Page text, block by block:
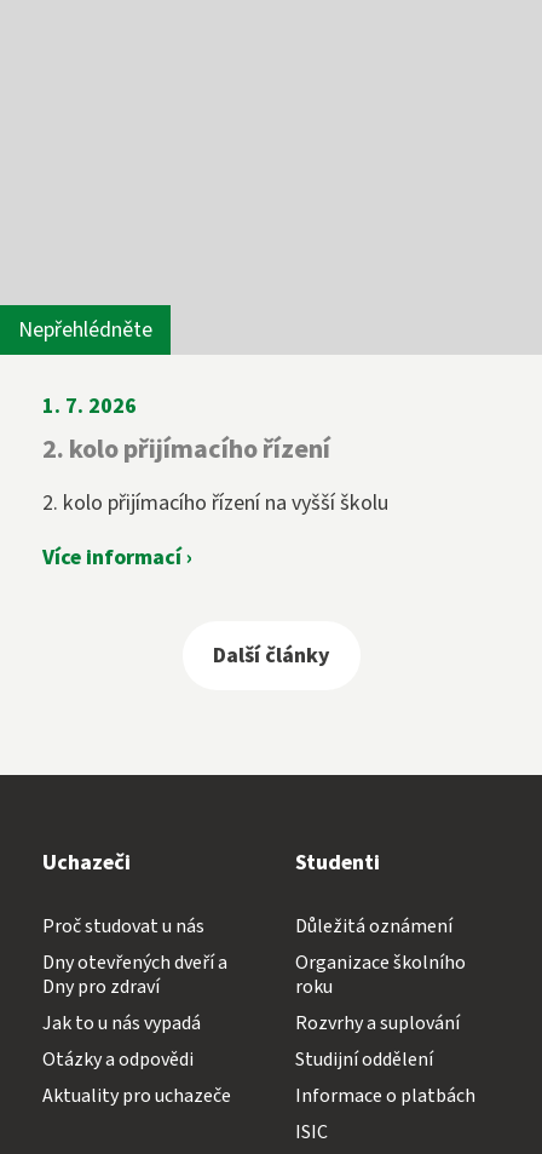
Nepřehlédněte
1. 7. 2026
2. kolo přijímacího řízení
2. kolo přijímacího řízení na vyšší školu
Více informací ›
Další články
Uchazeči
Proč studovat u nás
Dny otevřených dveří a
Dny pro zdraví
Jak to u nás vypadá
Otázky a odpovědi
Aktuality pro uchazeče
Studenti
Důležitá oznámení
Organizace školního
roku
Rozvrhy a suplování
Studijní oddělení
Informace o platbách
ISIC